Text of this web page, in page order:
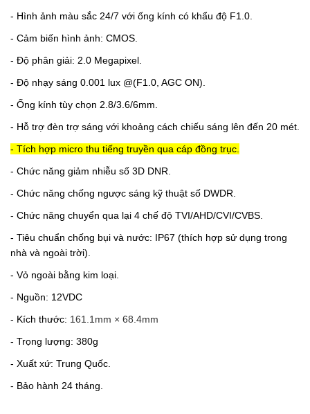
- Hình ảnh màu sắc 24/7 với ống kính có khẩu độ F1.0.
- Cảm biến hình ảnh: CMOS.
- Độ phân giải: 2.0 Megapixel.
- Độ nhạy sáng 0.001 lux @(F1.0, AGC ON).
- Ống kính tùy chọn 2.8/3.6/6mm.
- Hỗ trợ đèn trợ sáng với khoảng cách chiếu sáng lên đến 20 mét.
- Tích hợp micro thu tiếng truyền qua cáp đồng trục.
- Chức năng giảm nhiễu số 3D DNR.
- Chức năng chống ngược sáng kỹ thuật số DWDR.
- Chức năng chuyển qua lại 4 chế độ TVI/AHD/CVI/CVBS.
- Tiêu chuẩn chống bụi và nước: IP67 (thích hợp sử dụng trong
nhà và ngoài trời).
- Vỏ ngoài bằng kim loại.
- Nguồn: 12VDC
- Kích thước: 161.1mm × 68.4mm
- Trọng lượng: 380g
- Xuất xứ: Trung Quốc.
- Bảo hành 24 tháng.